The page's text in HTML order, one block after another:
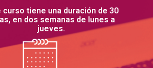
curso tiene una duración de 30
en dos semanas de lunes a
jueves.